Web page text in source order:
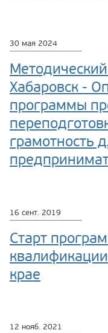
30 мая 2024
Хабаровск -
программы
грамотность
16 сент. 2019
Старт
крае
12 нояб. 2021